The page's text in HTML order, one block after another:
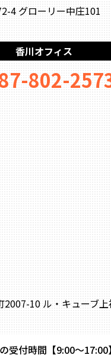
4 グローリー中庄101
香川オフィス
802-
2007-10 ル・キューブ
受付時間 【9:00～17:00】